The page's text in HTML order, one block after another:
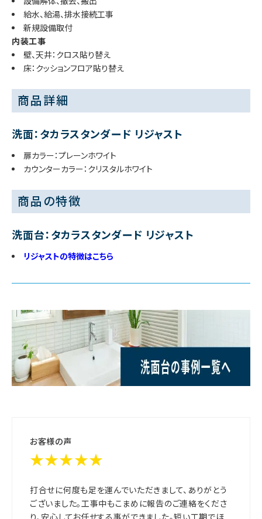
給水、給湯、排水接続工事
新規設備取付
内装工事
壁、天井：クロス貼り替え
床：クッションフロア貼り替え
商品詳細
洗面：タカラスタンダード リジャスト
扉カラー：プレーンホワイト
カウンターカラー：クリスタルホワイト
商品の特徴
洗面台：タカラスタンダード リジャスト
リジャストの特徴はこちら
お客様の声
★★★★★
打合せに何度も足を運んでいただきまして、ありがとう
ございました。工事中もこまめに報告のご連絡をくださ